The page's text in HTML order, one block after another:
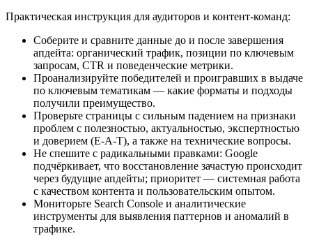
Практическая инструкция для аудиторов и контент-команд:
Соберите и сравните данные до и после завершения
апдейта: органический трафик, позиции по ключевым
запросам, CTR и поведенческие метрики.
Проанализируйте победителей и проигравших в выдаче
по ключевым тематикам — какие форматы и подходы
получили преимущество.
Проверьте страницы с сильным падением на признаки
проблем с полезностью, актуальностью, экспертностью
и доверием (E‑A‑T), а также на технические вопросы.
Не спешите с радикальными правками: Google
подчёркивает, что восстановление зачастую происходит
через будущие апдейты; приоритет — системная работа
с качеством контента и пользовательским опытом.
Мониторьте Search Console и аналитические
инструменты для выявления паттернов и аномалий в
трафике.